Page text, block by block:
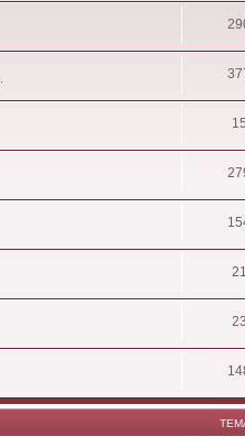
15
21
23